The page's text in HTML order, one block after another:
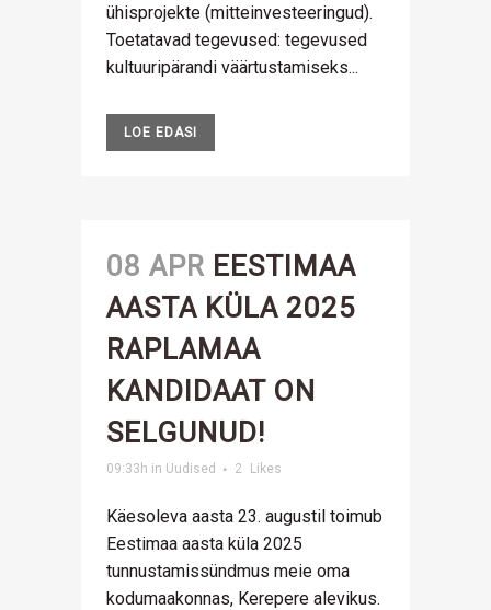
ühisprojekte (mitteinvesteeringud).
Toetatavad tegevused: tegevused
kultuuripärandi väärtustamiseks...
LOE EDASI
08 APR EESTIMAA
AASTA KÜLA 2025
RAPLAMAA
KANDIDAAT ON
SELGUNUD!
09:33h in Uudised 2 Likes
Käesoleva aasta 23. augustil toimub
Eestimaa aasta küla 2025
tunnustamissündmus meie oma
kodumaakonnas, Kerepere alevikus.